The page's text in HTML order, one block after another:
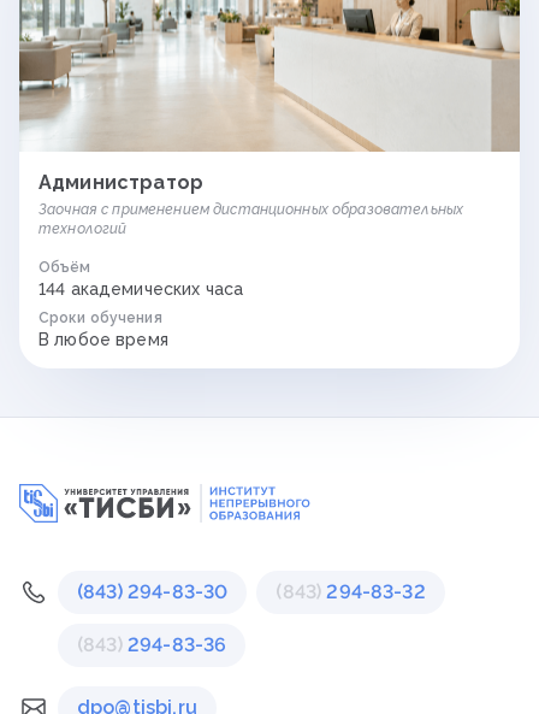
Администратор
Заочная с применением дистанционных образовательных
технологий
Объём
144 академических часа
Сроки обучения
В любое время
(843) 294-83-30 (843) 294-83-32
(843)294-83-36
dpo@tisbi.ru